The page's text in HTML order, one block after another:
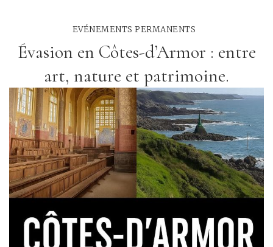
EVÉNEMENTS PERMANENTS
Évasion en Côtes-d’Armor : entre
art, nature et patrimoine.